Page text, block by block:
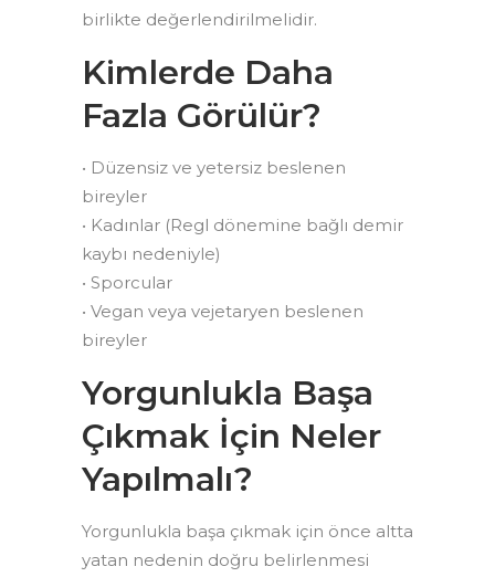
birlikte değerlendirilmelidir.
Kimlerde Daha
Fazla Görülür?
• Düzensiz ve yetersiz beslenen
bireyler
• Kadınlar (Regl dönemine bağlı demir
kaybı nedeniyle)
• Sporcular
• Vegan veya vejetaryen beslenen
bireyler
Yorgunlukla Başa
Çıkmak İçin Neler
Yapılmalı?
Yorgunlukla başa çıkmak için önce altta
yatan nedenin doğru belirlenmesi